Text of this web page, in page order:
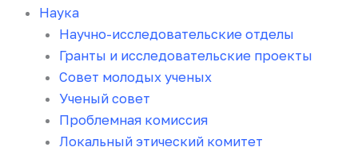
Наука
Научно-исследовательские отделы
Гранты и исследовательские проекты
Совет молодых ученых
Ученый совет
Проблемная комиссия
Локальный этический комитет